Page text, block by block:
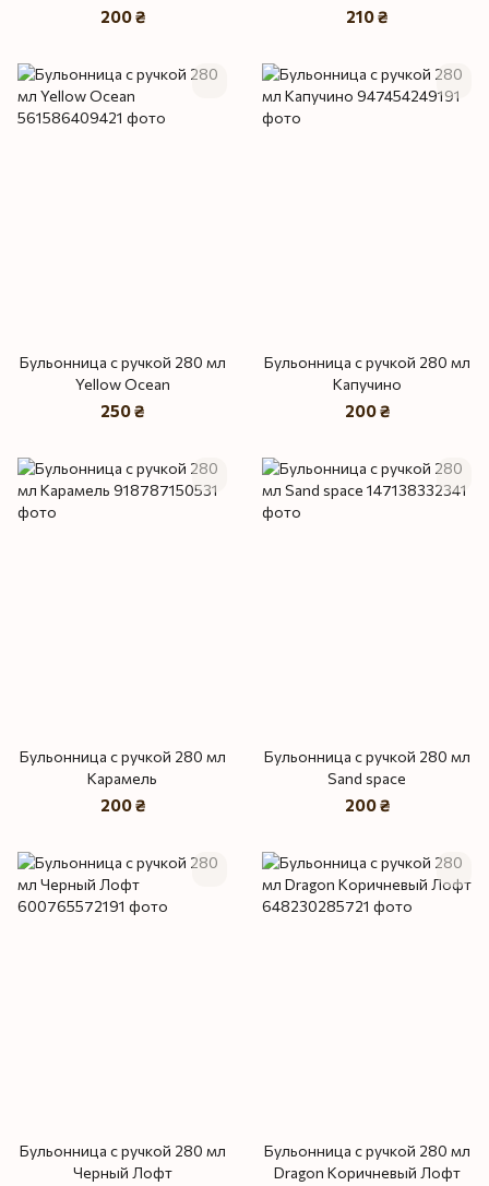
200 ₴ 210 ₴
Бульонница с ручкой 280 мл
Yellow Ocean
250 ₴
Бульонница с ручкой 280 мл
Капучино
200 ₴
Бульонница с ручкой 280 мл
Карамель
200 ₴
Бульонница с ручкой 280 мл
Sand space
200 ₴
Бульонница с ручкой 280 мл
Черный Лофт
Бульонница с ручкой 280 мл
Dragon Коричневый Лофт